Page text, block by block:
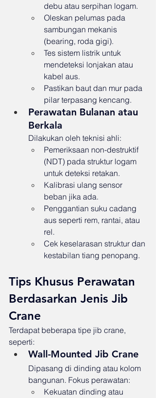
debu atau serpihan logam.
Oleskan pelumas pada
sambungan mekanis
(bearing, roda gigi).
Tes sistem listrik untuk
mendeteksi lonjakan atau
kabel aus.
Pastikan baut dan mur pada
pilar terpasang kencang.
Perawatan Bulanan atau
Berkala
Dilakukan oleh teknisi ahli:
Pemeriksaan non-destruktif
(NDT) pada struktur logam
untuk deteksi retakan.
Kalibrasi ulang sensor
beban jika ada.
Penggantian suku cadang
aus seperti rem, rantai, atau
rel.
Cek keselarasan struktur dan
kestabilan tiang penopang.
Tips Khusus Perawatan
Berdasarkan Jenis Jib
Crane
Terdapat beberapa tipe jib crane,
seperti:
Wall-Mounted Jib Crane
Dipasang di dinding atau kolom
bangunan. Fokus perawatan:
Kekuatan dinding atau